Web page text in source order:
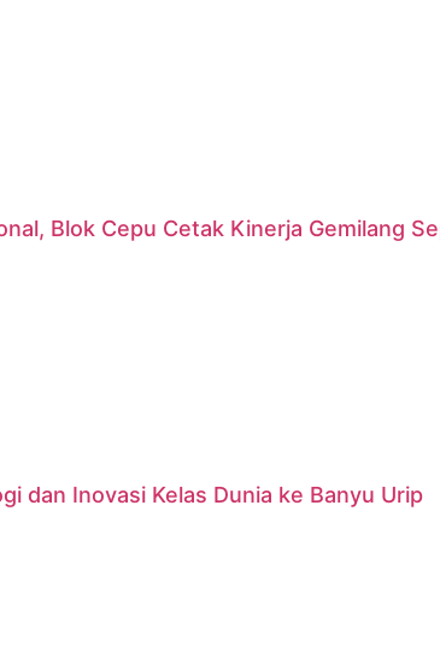
Blok Cepu Cetak Kinerja Gemilang
dan Inovasi Kelas Dunia ke Banyu Urip